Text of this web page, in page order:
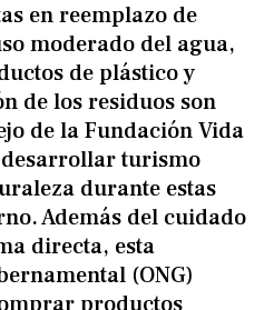
en reemplazo de
moderado del agua,
de plástico y
de los residuos son
de la Fundación Vida
desarrollar turismo
durante estas
Además del cuidado
directa, esta
(ONG)